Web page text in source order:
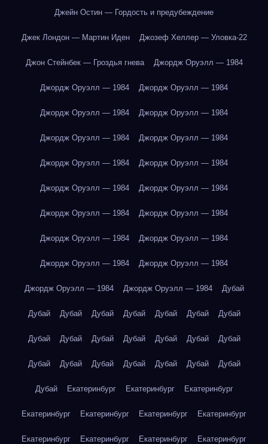
Джейн Остин — Гордость и предубеждение
Джек Лондон — Мартин Иден Джозеф Хеллер — Уловка-22
Джон Стейнбек — Гроздья гнева Джордж Оруэлл — 1984
Джордж Оруэлл — 1984 Джордж Оруэлл — 1984
Джордж Оруэлл — 1984 Джордж Оруэлл — 1984
Джордж Оруэлл — 1984 Джордж Оруэлл — 1984
Джордж Оруэлл — 1984 Джордж Оруэлл — 1984
Джордж Оруэлл — 1984 Джордж Оруэлл — 1984
Джордж Оруэлл — 1984 Джордж Оруэлл — 1984
Джордж Оруэлл — 1984 Джордж Оруэлл — 1984
Джордж Оруэлл — 1984 Джордж Оруэлл — 1984
Джордж Оруэлл — 1984 Джордж Оруэлл — 1984 Дубай
Дубай Дубай Дубай Дубай Дубай Дубай Дубай
Дубай Дубай Дубай Дубай Дубай Дубай Дубай
Дубай Дубай Дубай Дубай Дубай Дубай Дубай
Дубай Екатеринбург Екатеринбург Екатеринбург
Екатеринбург Екатеринбург Екатеринбург Екатеринбург
Екатеринбург Екатеринбург Екатеринбург Екатеринбург